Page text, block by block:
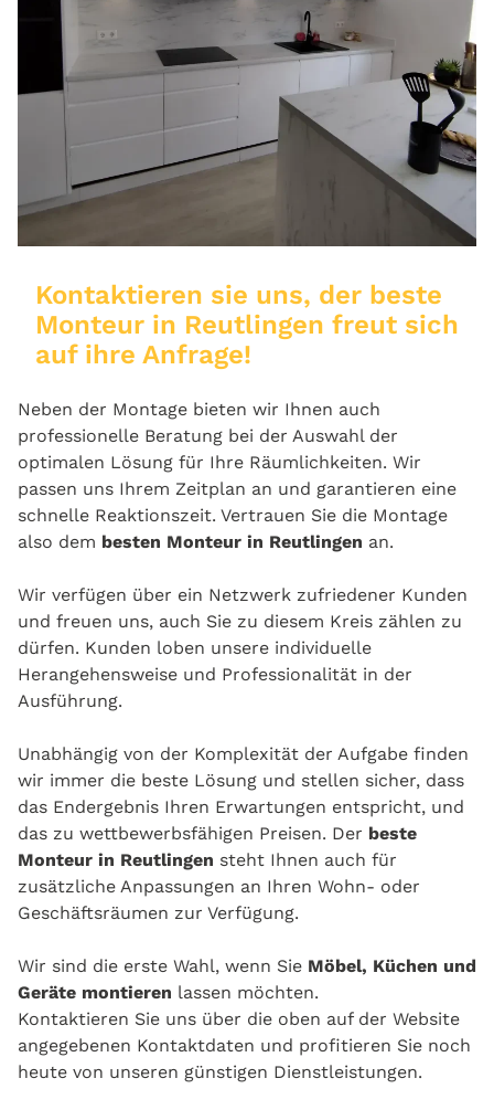
Kontaktieren sie uns, der beste
Monteur in Reutlingen freut sich
auf ihre Anfrage!
Neben der Montage bieten wir Ihnen auch
professionelle Beratung bei der Auswahl der
optimalen Lösung für Ihre Räumlichkeiten. Wir
passen uns Ihrem Zeitplan an und garantieren eine
schnelle Reaktionszeit. Vertrauen Sie die Montage
also dem besten Monteur in Reutlingen an.
Wir verfügen über ein Netzwerk zufriedener Kunden
und freuen uns, auch Sie zu diesem Kreis zählen zu
dürfen. Kunden loben unsere individuelle
Herangehensweise und Professionalität in der
Ausführung.
Unabhängig von der Komplexität der Aufgabe finden
wir immer die beste Lösung und stellen sicher, dass
das Endergebnis Ihren Erwartungen entspricht, und
das zu wettbewerbsfähigen Preisen. Der beste
Monteur in Reutlingen steht Ihnen auch für
zusätzliche Anpassungen an Ihren Wohn- oder
Geschäftsräumen zur Verfügung.
Wir sind die erste Wahl, wenn Sie Möbel, Küchen und
Geräte montieren lassen möchten.
Kontaktieren Sie uns über die oben auf der Website
angegebenen Kontaktdaten und profitieren Sie noch
heute von unseren günstigen Dienstleistungen.